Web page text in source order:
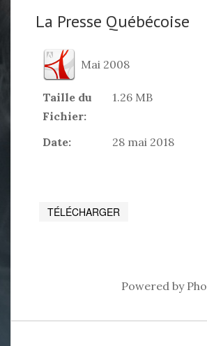
La Presse Québécoise
Mai 2008
Taille du
Fichier:
1.26 MB
Date: 28 mai 2018
Powered by